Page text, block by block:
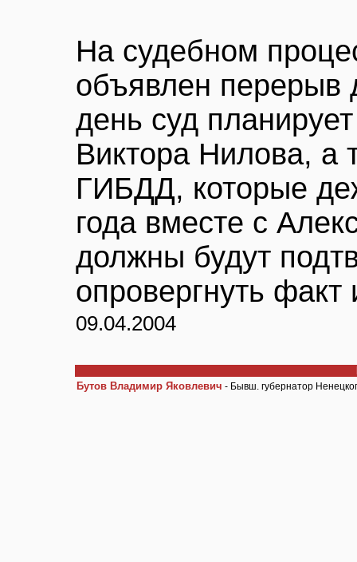
На судебном
объявлен перерыв
день суд
Виктора Нилова, а
ГИБДД, которые
года вместе с
должны будут
опровергнуть факт
09.04.2004
Бутов Владимир Яковлевич - Бывш. губернатор